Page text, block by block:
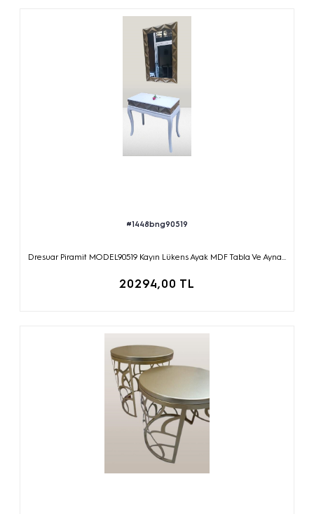
#1448bng90519
Dresuar Piramit MODEL90519 Kayın Lükens Ayak MDF Tabla Ve Ayna...
20294,00 TL